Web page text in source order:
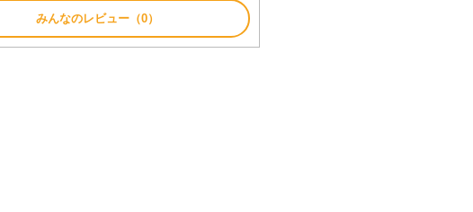
みんなのレビュー（0）